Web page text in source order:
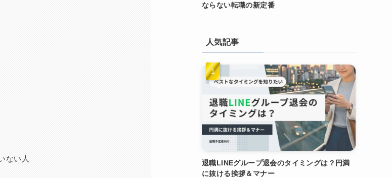
ない人
ならない転職の新定番
人気記事
退職LINEグループ退会のタイミングは？円満
に抜ける挨拶＆マナー